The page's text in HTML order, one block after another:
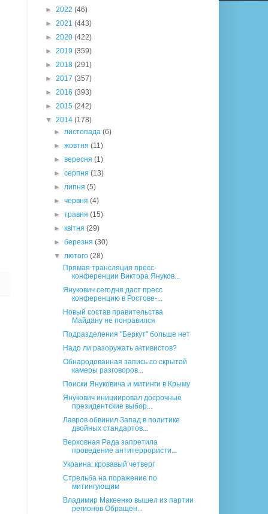
► 2022 (46)
► 2021 (443)
► 2020 (422)
► 2019 (359)
► 2018 (291)
► 2017 (357)
► 2016 (393)
► 2015 (242)
▼ 2014 (178)
►листопада(6)
►жовтня(11)
►вересня(1)
►серпня(13)
►липня(5)
►червня(4)
►травня(15)
►квітня(29)
►березня(30)
▼лютого(28)
Прямая трансляция пресс-
конференции Виктора Януков...
Янукович сегодня даст пресс
конференцию в Ростове-...
Новый состав правительства
Майдану не понравился
Подразделения "Беркут" больше нет
Надо ли разоружать активистов?
Обнародованная запись со скрытой
камеры разговоров...
Поиски Януковича и митинги в Крыму
Янукович инициировал досрочные
президентские выбор...
Лавров обвинил Запад в политике
двойных стандартов...
Верховная Рада запретила
проведение антитеррористи...
Украина: кровавый четверг
Стрельба на поражение по
митингующим
Владимир Макеенко вышел из партии
регионов Обращен...